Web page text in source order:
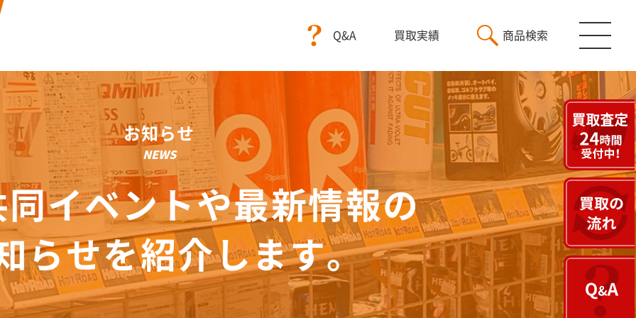
Q&A 買取実績 商品検索
お知らせ
NEWS
同イベントや最新情報の
らせを紹介します。